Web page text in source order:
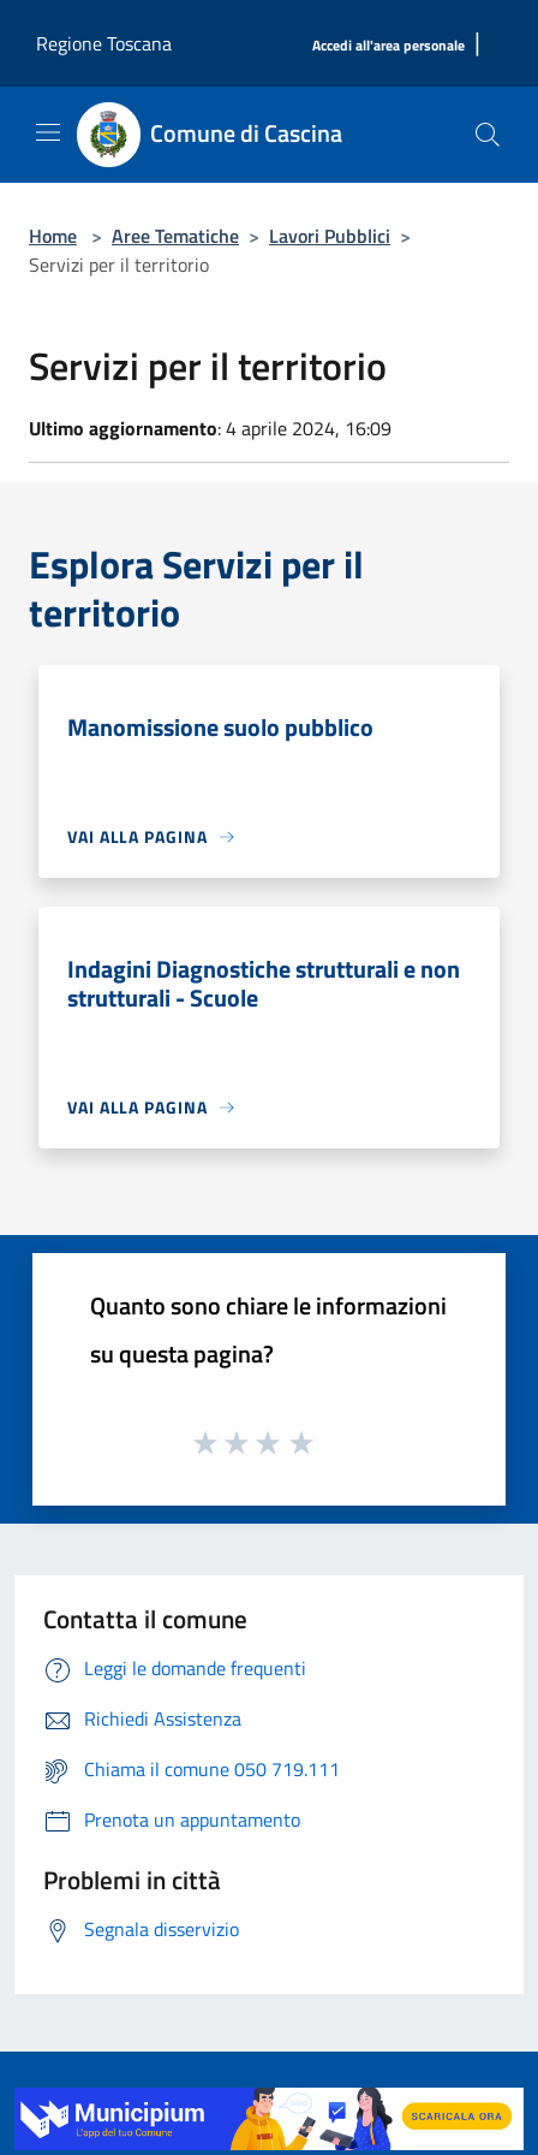
Regione Toscana
Accedi all'area personale |
Comune di Cascina
Home > Aree Tematiche > Lavori Pubblici >
Servizi per il territorio
Servizi per il territorio
Ultimo aggiornamento: 4 aprile 2024, 16:09
Esplora Servizi per il
territorio
Manomissione suolo pubblico
VAI ALLA PAGINA
Indagini Diagnostiche strutturali e non
strutturali - Scuole
VAI ALLA PAGINA
Quanto sono chiare le informazioni
su questa pagina?
Contatta il comune
Leggi le domande frequenti
Richiedi Assistenza
Chiama il comune 050 719.111
Prenota un appuntamento
Problemi in città
Segnala disservizio